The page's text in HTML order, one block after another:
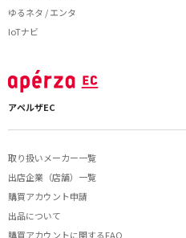
ゆるネタ / エンタ
IoTナビ
アペルザEC
取り扱いメーカー一覧
出店企業（店舗）一覧
購買アカウント申請
出品について
購買アカウントに関するFAQ